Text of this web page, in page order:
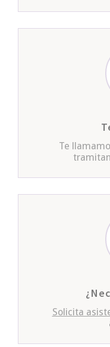
Te
Solicita